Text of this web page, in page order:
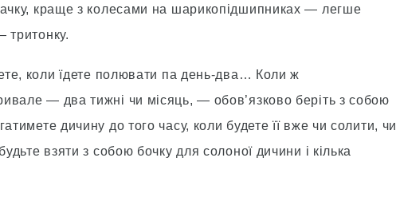
краще з колесами на шарикопiдшипниках — легше
тритонку.
коли їдете полювати па день-два… Коли ж
— два тижнi чи мiсяць, — обов’язково берiть з собою
дичину до того часу, коли будете її вже чи солити, чи
взяти з собою бочку для солоної дичини i кiлька